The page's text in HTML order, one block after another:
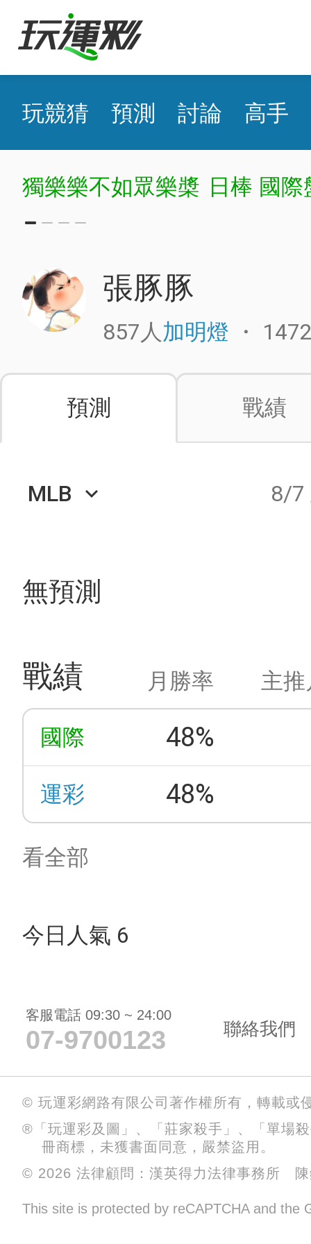
玩競猜 預測 討論 高手
獨樂樂不如眾樂槳 日棒 國
張豚豚
857人加明燈 ・
預測 戰績
MLB keyboard_arrow_down 8/7
無預測
戰績 月勝率 主
國際 48%
運彩 48%
看全部
今日人氣 6
客服電話 09:30 ~ 24:00
07-9700123 聯絡我們
© 玩運彩網路有限公司著作權所有，轉載或
®「玩運彩及圖」、「莊家殺手」、「單場
冊商標，未獲書面同意，嚴禁盜用。
© 2026 法律顧問：漢英得力法律事務所 陳
This site is protected by reCAPTCHA and the